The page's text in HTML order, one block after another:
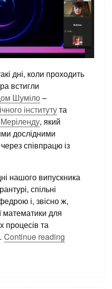
дні, коли проходить
встигли
Шуміло–
інститутута
Меріленду, який
дослідними
співпрацю із
нашого випускника
спільні
і, звісно ж,
математики для
процесів та
Continue reading